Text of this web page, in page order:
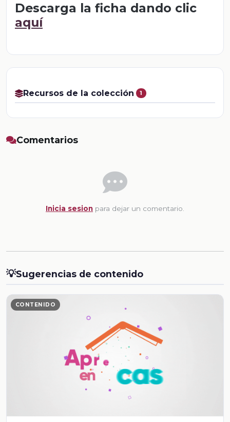
Descarga la ficha dando clic
aquí
Recursos de la colección 1
Comentarios
Inicia sesion para dejar un comentario.
💡Sugerencias de contenido
CONTENIDO